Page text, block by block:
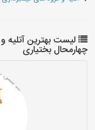
لیست بهترین آتلیه
چهارمحال بختیاری